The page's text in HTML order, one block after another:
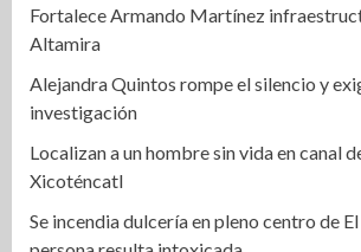
Fortalece Armando Martínez
Altamira
Alejandra Quintos rompe el silencio y
investigación
Localizan a un hombre sin vida en canal
Xicoténcatl
Se incendia dulcería en pleno centro de